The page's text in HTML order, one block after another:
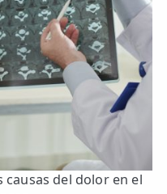
del dolor en el